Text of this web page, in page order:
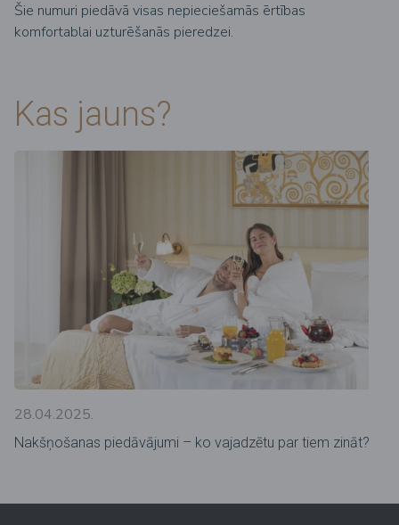
Šie numuri piedāvā visas nepieciešamās ērtības
komfortablai uzturēšanās pieredzei.
Kas jauns?
28.04.2025.
Nakšņošanas piedāvājumi – ko vajadzētu par tiem zināt?